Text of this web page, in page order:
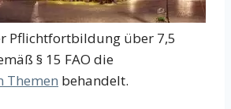
Pflichtfortbildung über 7,5
§ 15 FAO die
Themen behandelt.